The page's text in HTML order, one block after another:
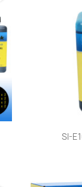
SI-